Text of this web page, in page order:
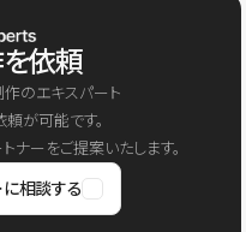
依頼
のエキスパート
が可能です。
ーをご提案いたします。
に相談する